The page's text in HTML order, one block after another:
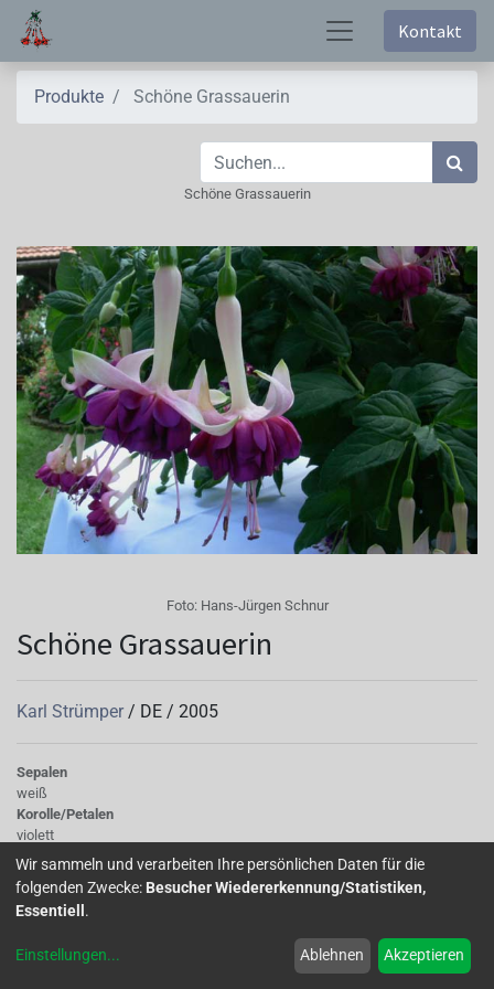
Kontakt
Produkte Schöne Grassauerin
Schöne Grassauerin
Foto: Hans-Jürgen Schnur
Schöne Grassauerin
Karl Strümper / DE / 2005
Sepalen
weiß
Korolle/Petalen
violett
Knospe/Blüte
gefüllt, gross
Wuchs
hängend
Wir sammeln und verarbeiten Ihre persönlichen Daten für die
folgenden Zwecke: Besucher Wiedererkennung/Statistiken,
Essentiell .
Einstellungen... Ablehnen Akzeptieren